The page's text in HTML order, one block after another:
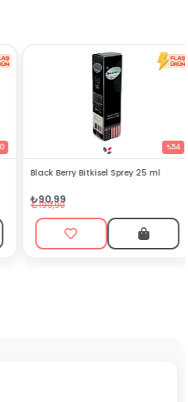
%54
Black Berry Bitkisel Sprey 25 ml
₺90,99
₺199,90